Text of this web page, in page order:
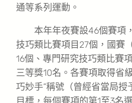
通等系列運動。
本年年夜賽設46個賽項
技巧類比賽項目27個，國賽
16個、專門研究技巧類比賽
三等獎10名。各賽項取得省
巧妙手”稱號（曾經省當局授